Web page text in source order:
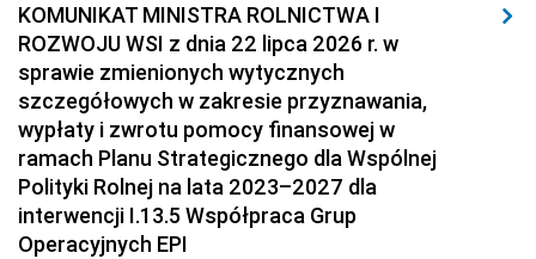
KOMUNIKAT MINISTRA ROLNICTWA I
ROZWOJU WSI z dnia 22 lipca 2026 r. w
sprawie zmienionych wytycznych
szczegółowych w zakresie przyznawania,
wypłaty i zwrotu pomocy finansowej w
ramach Planu Strategicznego dla Wspólnej
Polityki Rolnej na lata 2023–2027 dla
interwencji I.13.5 Współpraca Grup
Operacyjnych EPI